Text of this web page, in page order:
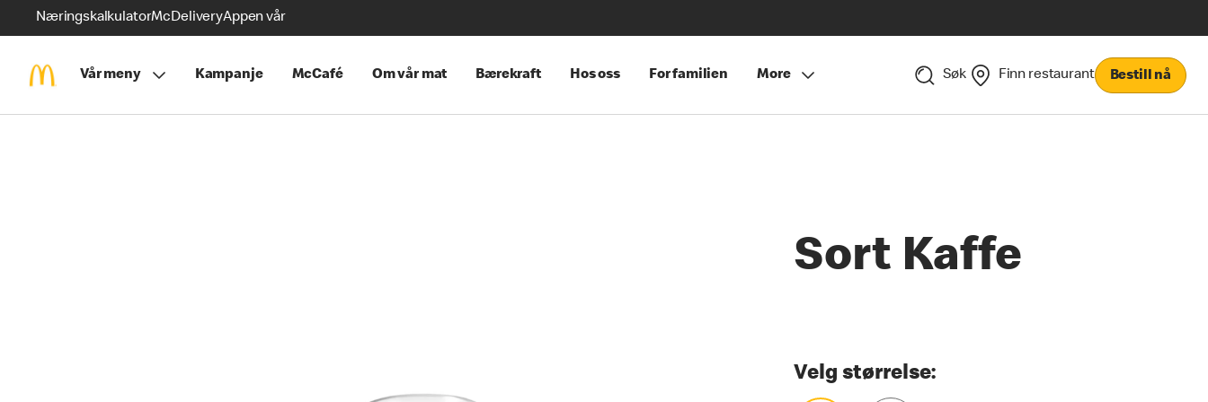
NæringskalkulatorMcDeliveryAppen vår
Vår meny Kampanje McCafé Om vår mat Bærekraft Hos oss For familien More Søk Finn restaurant Bestill nå
Sort Kaffe
Velg størrelse: